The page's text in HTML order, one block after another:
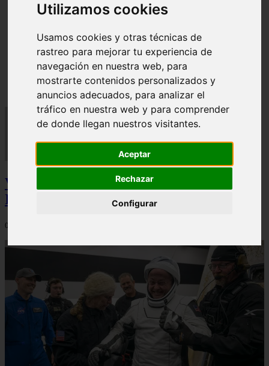
Utilizamos cookies
Usamos cookies y otras técnicas de
rastreo para mejorar tu experiencia de
navegación en nuestra web, para
mostrarte contenidos personalizados y
anuncios adecuados, para analizar el
tráfico en nuestra web y para comprender
de donde llegan nuestros visitantes.
Aceptar
Rechazar
Configurar
En África harán lo que parecía imposible: Utilizarán
moléculas de agua para cocinar sus alimentos
Video Advertencias desde la cúspide de la
IA: Hinton y el posible colapso social
06/03/2026